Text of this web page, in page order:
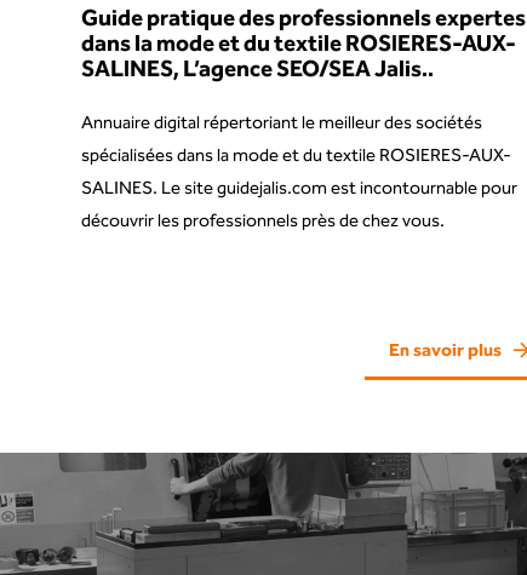
Guide pratique des professionnels expertes
dans la mode et du textile ROSIERES-AUX-
SALINES, L’agence SEO/SEA Jalis..
Annuaire digital répertoriant le meilleur des sociétés
spécialisées dans la mode et du textile ROSIERES-AUX-
SALINES. Le site guidejalis.com est incontournable pour
découvrir les professionnels près de chez vous.
En savoir plus